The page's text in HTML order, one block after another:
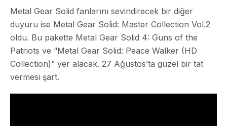
Metal Gear Solid fanlarını sevindirecek bir diğer
duyuru ise Metal Gear Solid: Master Collection Vol.2
oldu. Bu pakette Metal Gear Solid 4: Guns of the
Patriots ve “Metal Gear Solid: Peace Walker (HD
Collection)” yer alacak. 27 Ağustos’ta güzel bir tat
vermesi şart.